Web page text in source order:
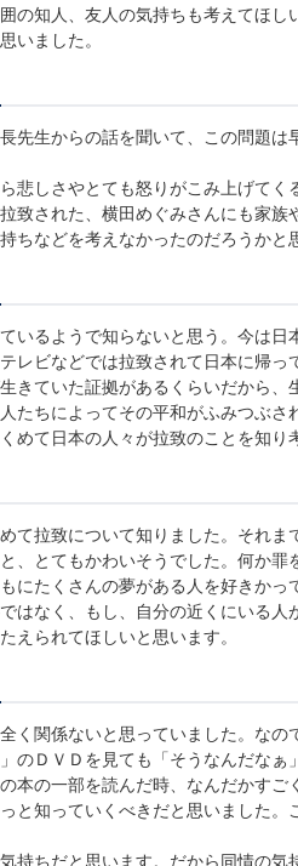
の知人、友人の気持ちも考えてほ
いました。
先生からの話を聞いて、この問題
悲しさやとても怒りがこみ上げて
致された、横田めぐみさんにも家
ちなどを考えなかったのだろうか
いるようで知らないと思う。今は
レビなどでは拉致されて日本に帰
きていた証拠があるくらいだから
たちによってその平和がふみつぶ
めて日本の人々が拉致のことを知
て拉致について知りました。それ
、とてもかわいそうでした。何か
にたくさんの夢がある人を好きか
はなく、もし、自分の近くにいる
えられてほしいと思います。
く関係ないと思っていました。な
のＤＶＤを見ても「そうなんだなぁ
本の一部を読んだ時、なんだかす
と知っていくべきだと思いました
持ちだと思います。だから同情の